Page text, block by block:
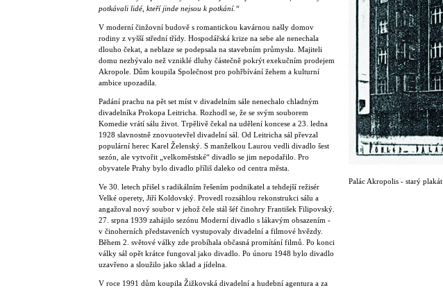
potkávali lidé, kteří jinde nejsou k potkání.“
V moderní činžovní budově s romantickou kavárnou našly domov
rodiny z vyšší střední třídy. Hospodářská krize na sebe ale nenechala
dlouho čekat, a neblaze se podepsala na stavebním průmyslu. Majiteli
domu nezbývalo než vzniklé dluhy částečně pokrýt exekučním prodejem
Akropole. Dům koupila Společnost pro pohřbívání žehem a kulturní
ambice upozadila.
Padání prachu na pět set míst v divadelním sále nenechalo chladným
divadelníka Prokopa Leitricha. Rozhodl se, že se svým souborem
Komedie vrátí sálu život. Trpělivě čekal na udělení koncese a 23. ledna
1928 slavnostně znovuotevřel divadelní sál. Od Leitricha sál převzal
populární herec Karel Želenský. S manželkou Laurou vedli divadlo šest
sezón, ale vytvořit „velkoměstské“ divadlo se jim nepodařilo. Pro
obyvatele Prahy bylo divadlo příliš daleko od centra města.
Ve 30. letech přišel s radikálním řešením podnikatel a tehdejší režisér
Velké operety, Jiří Koldovský. Provedl rozsáhlou rekonstrukci sálu a
angažoval nový soubor v jehož čele stál šéf činohry František Filipovský.
27. srpna 1939 zahájilo sezónu Moderní divadlo s lákavým obsazením -
v činoherních představeních vystupovaly divadelní a filmové hvězdy.
Během 2. světové války zde probíhala občasná promítání filmů. Po konci
války sál opět krátce fungoval jako divadlo. Po únoru 1948 bylo divadlo
uzavřeno a sloužilo jako sklad a jídelna.
V roce 1991 dům koupila Žižkovská divadelní a hudební agentura a za
Palác Akropolis - starý plakát